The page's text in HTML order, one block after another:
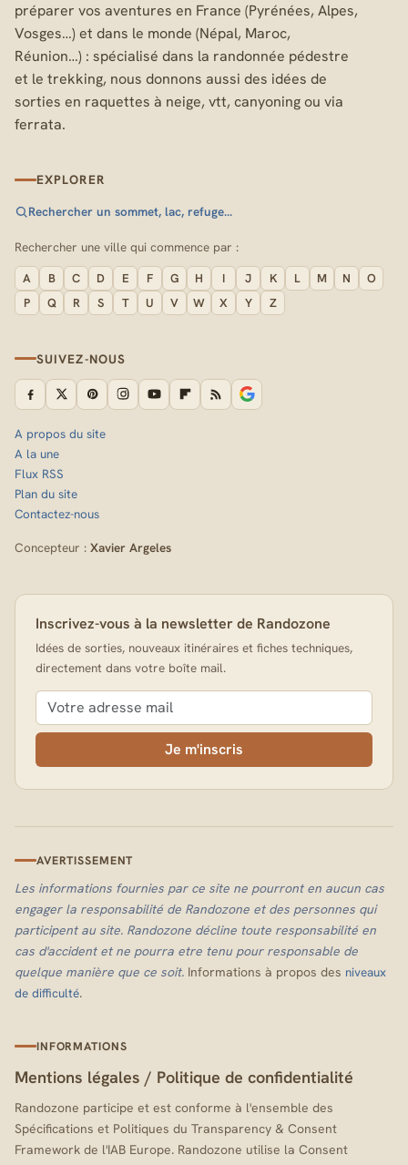
préparer vos aventures en France (Pyrénées, Alpes,
Vosges…) et dans le monde (Népal, Maroc,
Réunion…) : spécialisé dans la randonnée pédestre
et le trekking, nous donnons aussi des idées de
sorties en raquettes à neige, vtt, canyoning ou via
ferrata.
EXPLORER
Rechercher un sommet, lac, refuge…
Rechercher une ville qui commence par :
A B C D E F G H I J K L M N
O
P
Q R S T U V W X Y Z
SUIVEZ-NOUS
A propos du site
A la une
Flux RSS
Plan du site
Contactez-nous
Concepteur : Xavier Argeles
Inscrivez-vous à la newsletter de Randozone
Idées de sorties, nouveaux itinéraires et fiches techniques,
directement dans votre boîte mail.
Je m'inscris
AVERTISSEMENT
Les informations fournies par ce site ne pourront en aucun cas
engager la responsabilité de Randozone et des personnes qui
participent au site. Randozone décline toute responsabilité en
cas d'accident et ne pourra etre tenu pour responsable de
quelque manière que ce soit. Informations à propos des niveaux
de difficulté.
INFORMATIONS
Mentions légales / Politique de confidentialité
Randozone participe et est conforme à l'ensemble des
Spécifications et Politiques du Transparency & Consent
Framework de l'IAB Europe. Randozone utilise la Consent